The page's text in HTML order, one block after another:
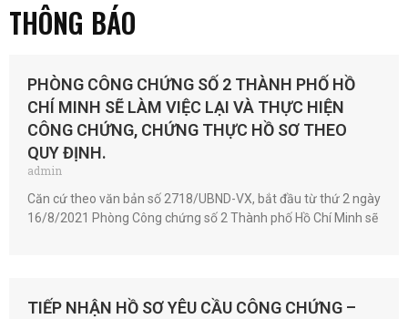
THÔNG BÁO
PHÒNG CÔNG CHỨNG SỐ 2 THÀNH PHỐ HỒ
CHÍ MINH SẼ LÀM VIỆC LẠI VÀ THỰC HIỆN
CÔNG CHỨNG, CHỨNG THỰC HỒ SƠ THEO
QUY ĐỊNH.
admin
Căn cứ theo văn bản số 2718/UBND-VX, bắt đầu từ thứ 2 ngày
16/8/2021 Phòng Công chứng số 2 Thành phố Hồ Chí Minh sẽ
TIẾP NHẬN HỒ SƠ YÊU CẦU CÔNG CHỨNG –